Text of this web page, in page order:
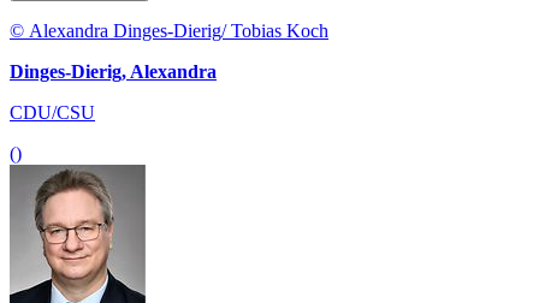
© Alexandra Dinges-Dierig/ Tobias Koch
Dinges-Dierig, Alexandra
CDU/CSU
()